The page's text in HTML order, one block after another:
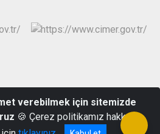
Sokak No:9 Mezitli/MERSİN
59 Belgegeçer : (0324) 358 90 74
verebilmek için sitemizde
🍪 Çerez politikamız hakkında